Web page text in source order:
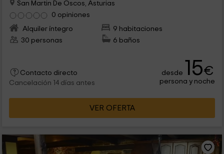
San Martin De Oscos, Asturias
0 opiniones
Alquiler íntegro
9 habitaciones
30 personas
6 baños
Contacto directo
Cancelación 14 días antes
desde 15€
persona y noche
VER OFERTA